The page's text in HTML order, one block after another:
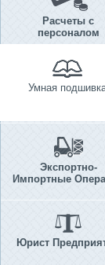
Расчеты с
персоналом
Умная
Экспортно-
Импортные
Юрист